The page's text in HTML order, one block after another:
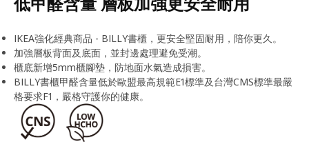
IKEA強化經典商品 - BILLY書櫃，更安全堅固耐用，陪你更久。
加強層板背面及底面，並封邊處理避免受潮。
櫃底新增5mm櫃腳墊，防地面水氣造成損害。
BILLY書櫃甲醛含量低於歐盟最高規範E1標準及台灣CMS標準最嚴
格要求F1，嚴格守護你的健康。